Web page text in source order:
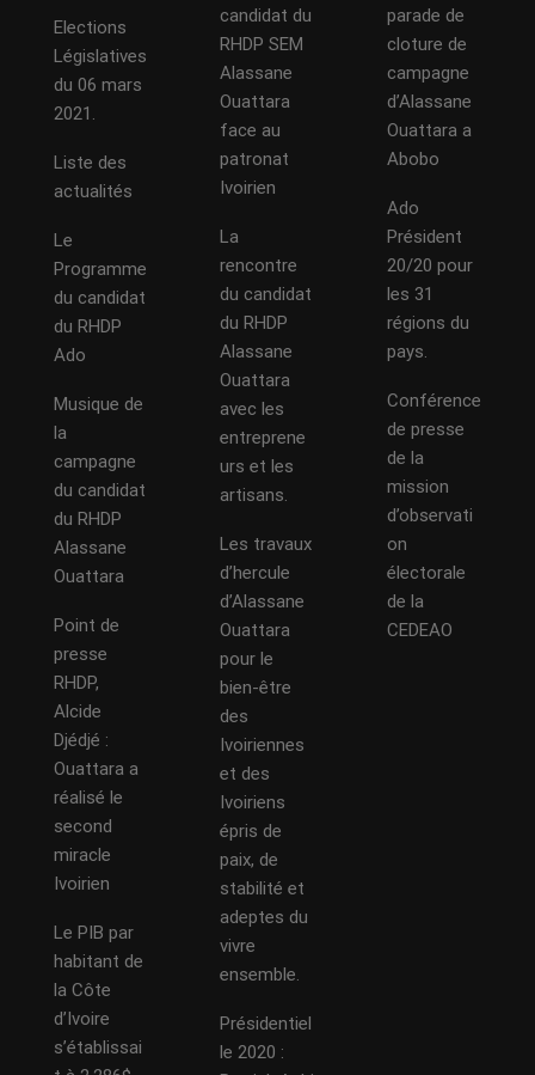
Elections
Législatives
du 06 mars
2021.
Liste des
actualités
Le
Programme
du candidat
du RHDP
Ado
Musique de
la
campagne
du candidat
du RHDP
Alassane
Ouattara
Point de
presse
RHDP,
Alcide
Djédjé :
Ouattara a
réalisé le
second
miracle
Ivoirien
Le PIB par
habitant de
la Côte
d’Ivoire
s’établissai
candidat du
RHDP SEM
Alassane
Ouattara
face au
patronat
Ivoirien
La
rencontre
du candidat
du RHDP
Alassane
Ouattara
avec les
entreprene
urs et les
artisans.
Les travaux
d’hercule
d’Alassane
Ouattara
pour le
bien-être
des
Ivoiriennes
et des
Ivoiriens
épris de
paix, de
stabilité et
adeptes du
vivre
ensemble.
Présidentiel
le 2020 :
parade de
cloture de
campagne
d’Alassane
Ouattara a
Abobo
Ado
Président
20/20 pour
les 31
régions du
pays.
Conférence
de presse
de la
mission
d’observati
on
électorale
de la
CEDEAO